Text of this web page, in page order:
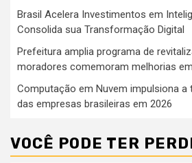
Brasil Acelera Investimentos em
Consolida sua Transformação Digital
Prefeitura amplia programa de
moradores comemoram melhorias
Computação em Nuvem impulsiona
das empresas brasileiras em 2026
VOCÊ PODE TER